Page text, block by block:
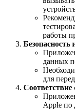
работы
данных
для
Соответствие
Apple по